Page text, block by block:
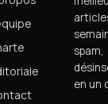
spam,
en un